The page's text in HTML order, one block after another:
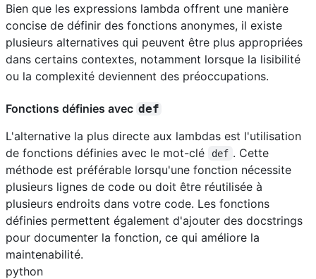
Bien que les expressions lambda offrent une manière
concise de définir des fonctions anonymes, il existe
plusieurs alternatives qui peuvent être plus appropriées
dans certains contextes, notamment lorsque la lisibilité
ou la complexité deviennent des préoccupations.
Fonctions définies avec def
L'alternative la plus directe aux lambdas est l'utilisation
de fonctions définies avec le mot-clé
def . Cette
méthode est préférable lorsqu'une fonction nécessite
plusieurs lignes de code ou doit être réutilisée à
plusieurs endroits dans votre code. Les fonctions
définies permettent également d'ajouter des docstrings
pour documenter la fonction, ce qui améliore la
maintenabilité.
python